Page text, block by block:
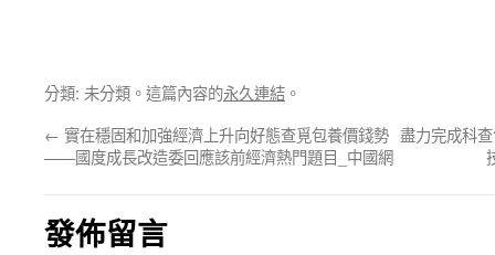
分類: 未分類。這篇內容的永久連結 。
← 實在穩固和加強經濟上升向好態查覓包養價錢勢
——國度成長改造委回應該前經濟熱門題目_中國網
盡力完成科
發佈留言